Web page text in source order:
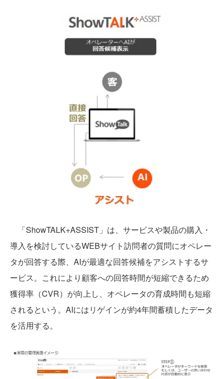
「ShowTALK+ASSIST」は、サービスや製品の購入・
導入を検討しているWEBサイト訪問者の質問にオペレー
タが回答する際、AIが最適な回答候補をアシストするサ
ービス。これにより顧客への回答時間が短縮できるため
獲得率（CVR）が向上し、オペレータの育成時間も短縮
されるという。AIにはリゲインが約4年間蓄積したデータ
を活用する。